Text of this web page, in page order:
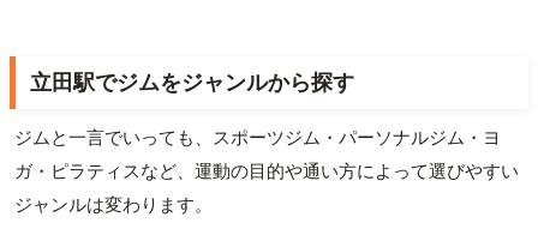
立田駅でジムをジャンルから探す
ジムと一言でいっても、スポーツジム・パーソナルジム・ヨ
ガ・ピラティスなど、運動の目的や通い方によって選びやすい
ジャンルは変わります。